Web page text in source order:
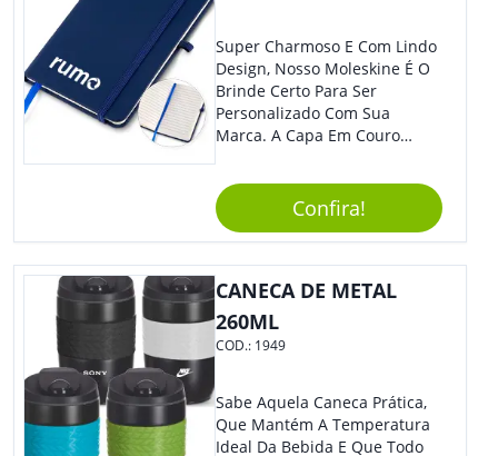
Super Charmoso E Com Lindo
Design, Nosso Moleskine É O
Brinde Certo Para Ser
Personalizado Com Sua
Marca. A Capa Em Couro
Elástico Permite Maior
Segurança Ao Carregá-Lo.
Ofereça A Seus Clientes E
Colaboradores, Sem Dúvidas
Eles Irão Adorar.
Confira!
CANECA DE METAL
260ML
COD.: 1949
Sabe Aquela Caneca Prática,
Que Mantém A Temperatura
Ideal Da Bebida E Que Todo